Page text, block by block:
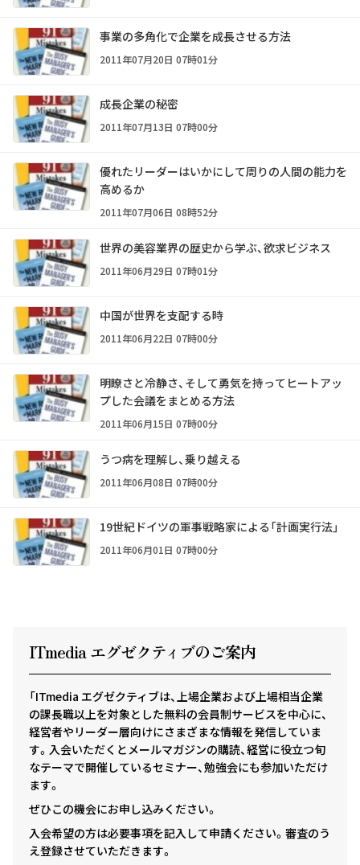
事業の多角化で企業を成長させる方法
2011年07月20日 07時01分
成長企業の秘密
2011年07月13日 07時00分
優れたリーダーはいかにして周りの人間の能力を
高めるか
2011年07月06日 08時52分
世界の美容業界の歴史から学ぶ、欲求ビジネス
2011年06月29日 07時01分
中国が世界を支配する時
2011年06月22日 07時00分
明瞭さと冷静さ、そして勇気を持ってヒートアッ
プした会議をまとめる方法
2011年06月15日 07時00分
うつ病を理解し、乗り越える
2011年06月08日 07時00分
19世紀ドイツの軍事戦略家による「計画実行法」
2011年06月01日 07時00分
ITmedia エグゼクティ ブのご案内
「ITmedia エグゼクティブは、上場企業および上場相当企業
の課長職以上を対象とした無料の会員制サービスを中心に、
経営者やリーダー層向けにさまざまな情報を発信していま
す。入会いただくとメールマガジンの購読、経営に役立つ旬
なテーマで開催しているセミナー、勉強会にも参加いただけ
ます。
ぜひこの機会にお申し込みください。
入会希望の方は必要事項を記入して申請ください。審査のう
え登録させていただきます。